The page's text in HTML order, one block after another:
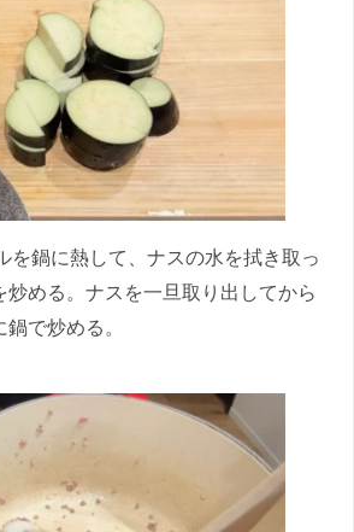
鍋に熱して、ナスの水を拭き取っ
炒める。ナスを一旦取り出してから
で炒める。